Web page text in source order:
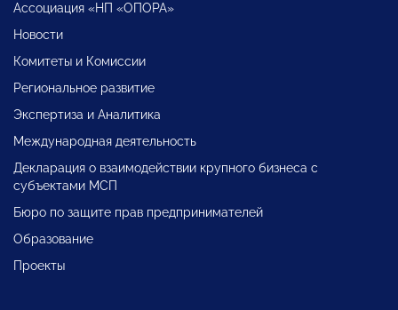
Ассоциация «НП «ОПОРА»
Новости
Комитеты и Комиссии
Региональное развитие
Экспертиза и Аналитика
Международная деятельность
Декларация о взаимодействии крупного бизнеса с
субъектами МСП
Бюро по защите прав предпринимателей
Образование
Проекты